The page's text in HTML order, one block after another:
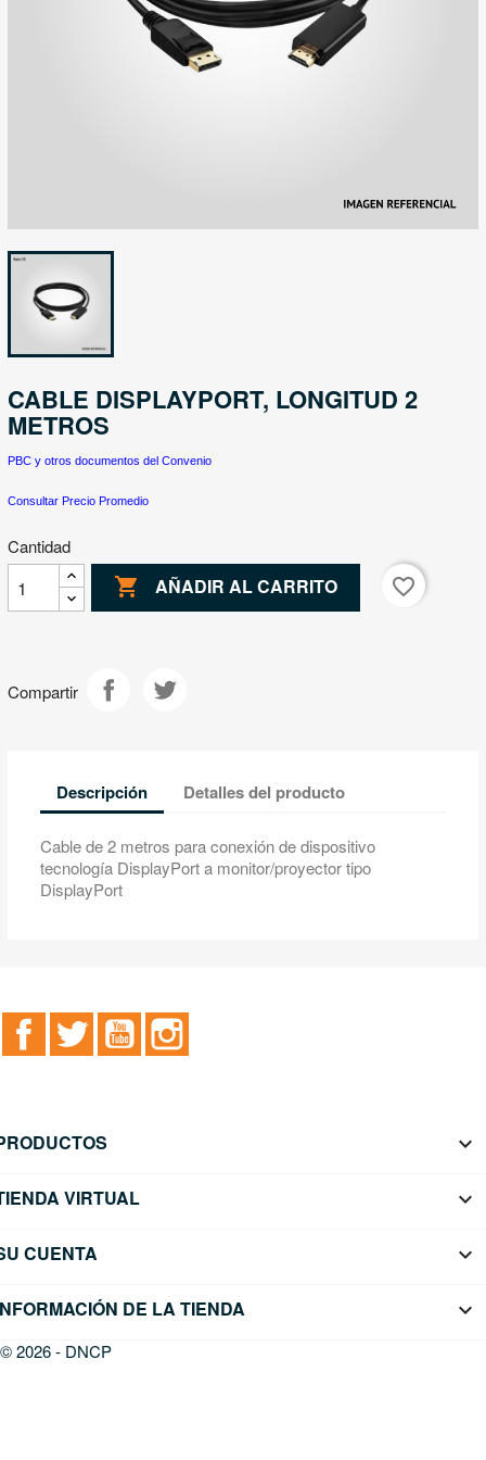
CABLE DISPLAYPORT, LONGITUD 2
METROS
PBC y otros documentos del Convenio
Consultar Precio Promedio
Cantidad
 AÑADIR AL CARRITO favorite_border
Compartir
Descripción Detalles del producto
Cable de 2 metros para conexión de dispositivo
tecnología DisplayPort a monitor/proyector tipo
DisplayPort
FacebookTwitter YouTube

VIRTUAL 
CUENTA 
DE LA TIENDA keyboard_arrow_down
© 2026 - DNCP